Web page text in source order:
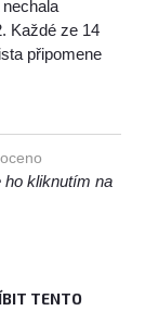
Každé ze 14
připomene
ho kliknutím na
TENTO